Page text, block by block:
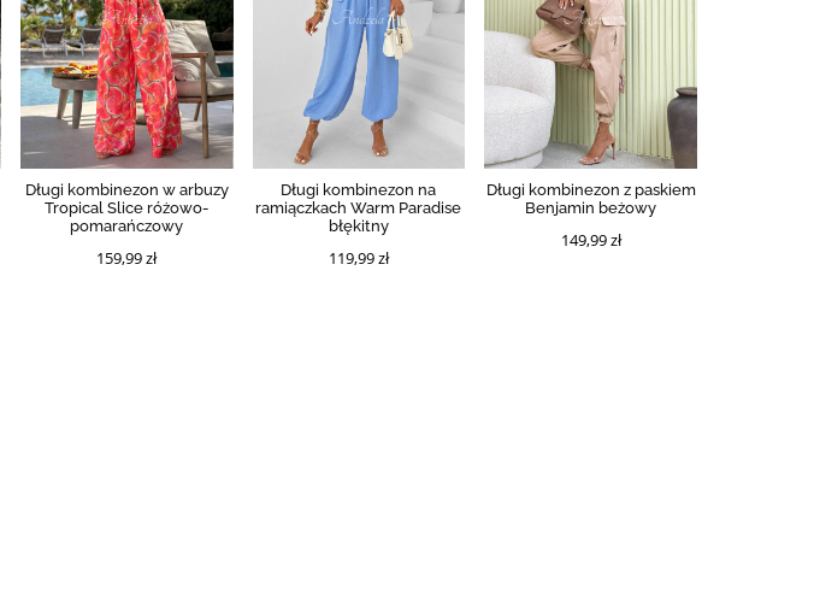
Długi kombinezon w arbuzy
Tropical Slice różowo-
pomarańczowy
159,99 zł
Długi kombinezon na
ramiączkach Warm Paradise
błękitny
119,99 zł
Długi kombinezon z paskiem
Benjamin beżowy
149,99 zł